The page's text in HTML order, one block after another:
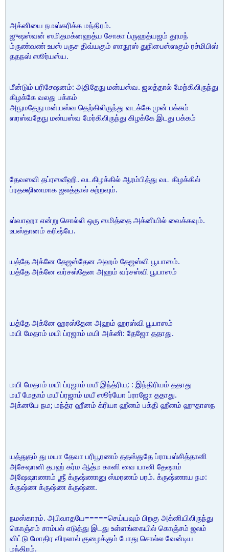
அக்னியை நமஸ்கரிக்க மந்திரம்.
ஜுஷஸ்வன் ஸமிதமக்னஹத்ய சோகா ப்ருஹத்யஜம் தூமந்
ம்ருண்வண் உபஸ் பருச திவ்யகும் ஸாநூஸ் துநிபைஸ்ஸகும் ரச்மிபிஸ்
ததநஸ் ஸூர்யஸ்ய.
மீன்டும் பரிசேஷனம்: அதிதேநு மன்யஸ்வ. ஜலத்தால் மேற்கிலிருந்து
கிழக்கே வலது பக்கம்
அநுமதேநு மன்யஸ்வ தெற்கிலிருந்து வடக்கே முன் பக்கம்
ஸரஸ்வதேநு மன்யஸ்வ மேர்கிலிருந்து கிழக்கே இடது பக்கம்
தேவஸவி தப்ரஸவீஹி. வடகிழக்கில் ஆரம்பித்து வட கிழக்கில்
ப்ரதக்ஷிணமாக ஜலத்தால் சுற்றவும்.
ஸ்வாஹா என்று சொல்லி ஒரு ஸமித்தை அக்னியில் வைக்கவும்.
உபஸ்தானம் கரிஷ்யே.
யத்தே அக்னே தேஜஸ்தேன அஹம் தேஜஸ்வி பூயாஸம்.
யத்தே அக்னே வர்சஸ்தேன அஹம் வர்சஸ்வி பூயாஸம்
யத்தே அக்னே ஹரஸ்தேன அஹம் ஹரஸ்வி பூயாஸம்
மயி மேதாம் மயி ப்ரஜாம் மயி அக்னி: தேஜோ ததாது.
மயி மேதாம் மயி ப்ரஜாம் மயீ இந்த்ரிய; : இந்திரியம் ததாது
மயீ மேதாம் மயீ ப்ரஜாம் மயீ ஸூர்யோ ப்ராஜோ ததாது.
அக்னயே நம; மந்த்ர ஹீனம் க்ரியா ஹீனம் பக்தி ஹீனம் ஹுதாஸந
யத்துதம் து மயா தேவா பரிபூரணம் ததஸ்துதே ப்ராயஸ்சித்தானி
அசேஷானி தபஹ் கர்ம ஆத்ம கானி வை யானி தேஷாம்
அஷேஷாணாம் ஶ்ரீ க்ருஷ்ணானு ஸ்மரணம் பரம். க்ருஷ்ணாய நம:
க்ருஷ்ண க்ருஷ்ண க்ருஷ்ண.
நமஸ்காரம். அபிவாதயே=====செய்யவும் பிறகு அக்னியிலிருந்து
கொஞ்சம் சாம்பல் எடுத்து இடது உள்ளங்கையில் கொஞ்சம் ஜலம்
விட்டு மோதிர விரலால் குழைக்கும் போது சொல்ல வேன்டிய
மந்திரம்.